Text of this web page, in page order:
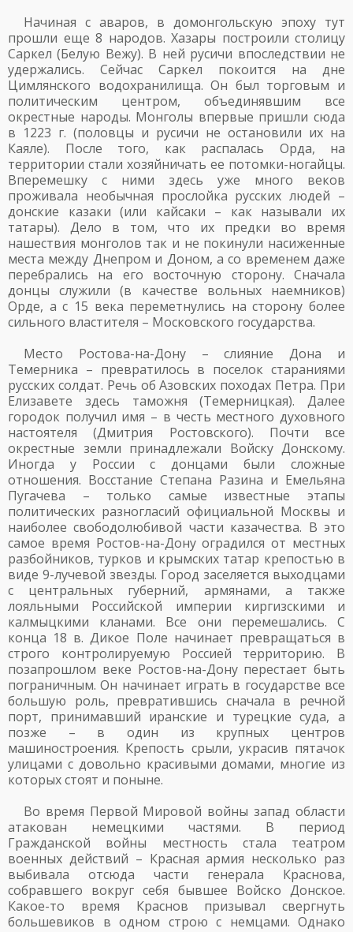
Начиная с аваров, в домонгольскую эпоху тут
прошли еще 8 народов. Хазары построили столицу
Саркел (Белую Вежу). В ней русичи впоследствии не
удержались. Сейчас Саркел покоится на дне
Цимлянского водохранилища. Он был торговым и
политическим центром, объединявшим все
окрестные народы. Монголы впервые пришли сюда
в 1223 г. (половцы и русичи не остановили их на
Каяле). После того, как распалась Орда, на
территории стали хозяйничать ее потомки-ногайцы.
Вперемешку с ними здесь уже много веков
проживала необычная прослойка русских людей –
донские казаки (или кайсаки – как называли их
татары). Дело в том, что их предки во время
нашествия монголов так и не покинули насиженные
места между Днепром и Доном, а со временем даже
перебрались на его восточную сторону. Сначала
донцы служили (в качестве вольных наемников)
Орде, а с 15 века переметнулись на сторону более
сильного властителя – Московского государства.
Место Ростова-на-Дону – слияние Дона и
Темерника – превратилось в поселок стараниями
русских солдат. Речь об Азовских походах Петра. При
Елизавете здесь таможня (Темерницкая). Далее
городок получил имя – в честь местного духовного
настоятеля (Дмитрия Ростовского). Почти все
окрестные земли принадлежали Войску Донскому.
Иногда у России с донцами были сложные
отношения. Восстание Степана Разина и Емельяна
Пугачева – только самые известные этапы
политических разногласий официальной Москвы и
наиболее свободолюбивой части казачества. В это
самое время Ростов-на-Дону оградился от местных
разбойников, турков и крымских татар крепостью в
виде 9-лучевой звезды. Город заселяется выходцами
с центральных губерний, армянами, а также
лояльными Российской империи киргизскими и
калмыцкими кланами. Все они перемешались. С
конца 18 в. Дикое Поле начинает превращаться в
строго контролируемую Россией территорию. В
позапрошлом веке Ростов-на-Дону перестает быть
пограничным. Он начинает играть в государстве все
большую роль, превратившись сначала в речной
порт, принимавший иранские и турецкие суда, а
позже – в один из крупных центров
машиностроения. Крепость срыли, украсив пятачок
улицами с довольно красивыми домами, многие из
которых стоят и поныне.
Во время Первой Мировой войны запад области
атакован немецкими частями. В период
Гражданской войны местность стала театром
военных действий – Красная армия несколько раз
выбивала отсюда части генерала Краснова,
собравшего вокруг себя бывшее Войско Донское.
Какое-то время Краснов призывал свергнуть
большевиков в одном строю с немцами. Однако